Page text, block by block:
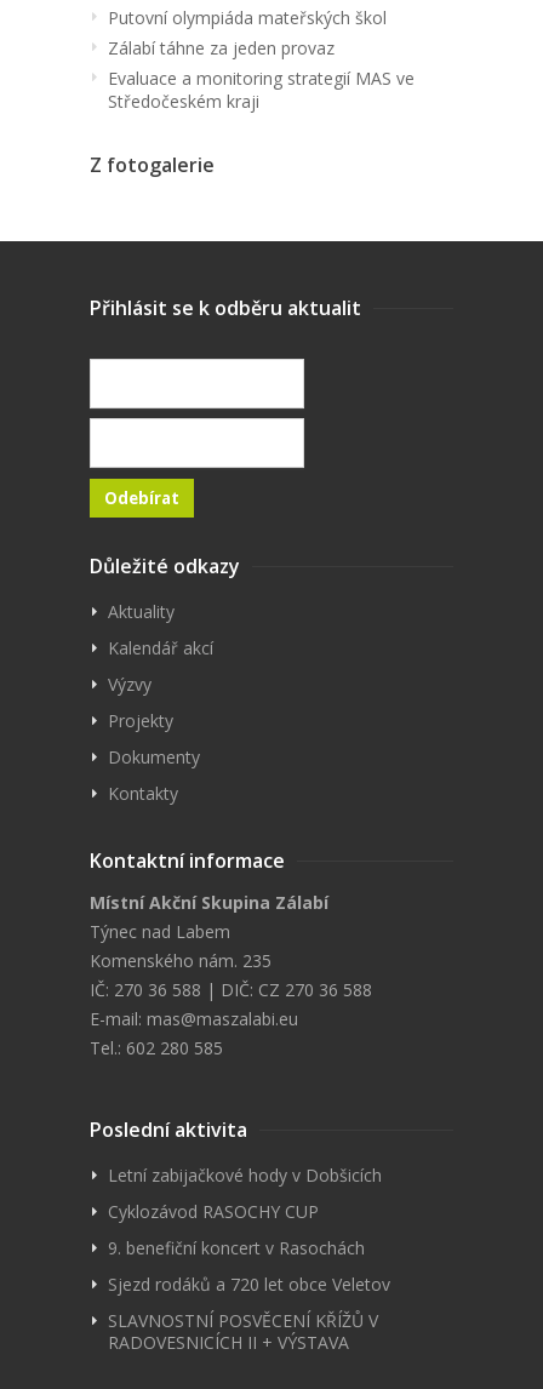
Putovní olympiáda mateřských škol
Zálabí táhne za jeden provaz
Evaluace a monitoring strategií MAS ve
Středočeském kraji
Z fotogalerie
Přihlásit se k odběru aktualit
Důležité odkazy
Aktuality
Kalendář akcí
Výzvy
Projekty
Dokumenty
Kontakty
Kontaktní informace
Místní Akční Skupina Zálabí
Týnec nad Labem
Komenského nám. 235
IČ: 270 36 588 | DIČ: CZ 270 36 588
E-mail: mas@maszalabi.eu
Tel.: 602 280 585
Poslední aktivita
Letní zabijačkové hody v Dobšicích
Cyklozávod RASOCHY CUP
9. benefiční koncert v Rasochách
Sjezd rodáků a 720 let obce Veletov
SLAVNOSTNÍ POSVĚCENÍ KŘÍŽŮ V
RADOVESNICÍCH II + VÝSTAVA